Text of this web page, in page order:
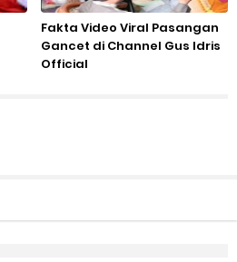
Fakta Video Viral Pasangan
Gancet di Channel Gus Idris
Official